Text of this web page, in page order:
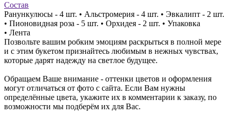
Состав
Ранункулюсы - 4 шт. • Альстромерия - 4 шт. • Эвкалипт - 2 шт.
• Пионовидная роза - 5 шт. • Орхидея - 2 шт. • Упаковка
• Лента
Позвольте вашим робким эмоциям раскрыться в полной мере
и с этим букетом признайтесь любимым в нежных чувствах,
которые дарят надежду на светлое будущее.
Обращаем Ваше внимание - оттенки цветов и оформления
могут отличаться от фото с сайта. Если Вам нужны
определённые цвета, укажите их в комментарии к заказу, по
возможности мы подберём их для Вас.